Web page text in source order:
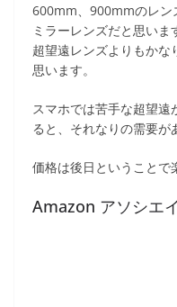
600mm、900mmのレン
ミラーレンズだと思い
超望遠レンズよりもかな
思います。
スマホでは苦手な超望
ると、それなりの需要が
価格は後日ということで
Amazon アソシエ